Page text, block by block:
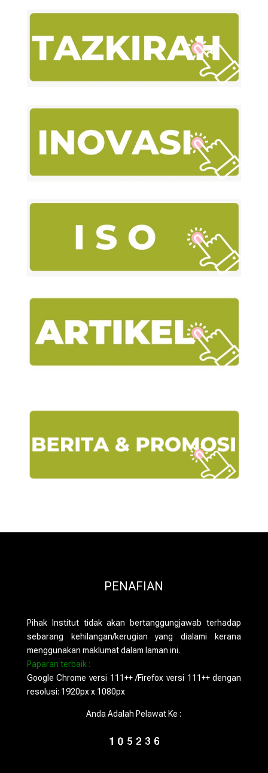
PENAFIAN
Pihak Institut tidak akan bertanggungjawab terhadap
sebarang kehilangan/kerugian yang dialami kerana
menggunakan maklumat dalam laman ini.
Paparan terbaik :
Google Chrome versi 111++ /Firefox versi 111++ dengan
resolusi: 1920px x 1080px
Anda Adalah Pelawat Ke :